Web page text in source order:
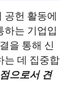
공헌 활동에
하는 기업입
을 통해 신
는 데 집중합
으로서 견